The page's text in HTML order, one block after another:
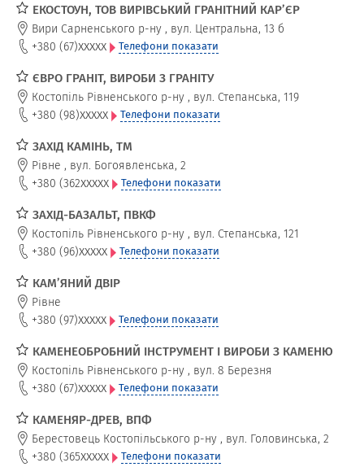
ЕКОСТОУН, ТОВ ВИРІВСЬКИЙ ГРАНІТНИЙ КАР’ЄР
Вири Сарненського р-ну , вул. Центральна, 13 б
+380 (67)xxxxx Телефони показати
ЄВРО ГРАНІТ, ВИРОБИ З ГРАНІТУ
Костопіль Рівненського р-ну , вул. Степанська, 119
+380 (98)xxxxx Телефони показати
ЗАХІД КАМІНЬ, ТМ
Рівне , вул. Богоявленська, 2
+380 (362xxxxx Телефони показати
ЗАХІД-БАЗАЛЬТ, ПВКФ
Костопіль Рівненського р-ну , вул. Степанська, 121
+380 (96)xxxxx Телефони показати
КАМ’ЯНИЙ ДВІР
Рівне
+380 (97)xxxxx Телефони показати
КАМЕНЕОБРОБНИЙ ІНСТРУМЕНТ І ВИРОБИ З КАМЕНЮ
Костопіль Рівненського р-ну , вул. 8 Березня
+380 (67)xxxxx Телефони показати
КАМЕНЯР-ДРЕВ, ВПФ
Берестовець Костопільського р-ну , вул. Головинська, 2
+380 (365xxxxx Телефони показати